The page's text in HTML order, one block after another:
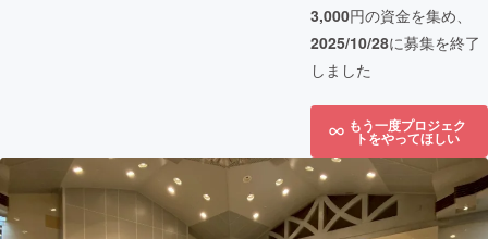
3,000円の資金を集め、
2025/10/28に募集を終了
しました
もう一度プロジェク
トをやってほしい